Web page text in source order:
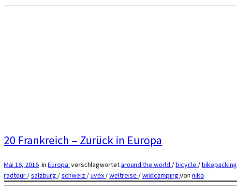
20 Frankreich – Zurück in Europa
Mai 16, 2016 in Europa verschlagwortetaround the world /bicycle /bikepacking
radtour /salzburg /schweiz /uvex /weltreise /wildcamping von niko